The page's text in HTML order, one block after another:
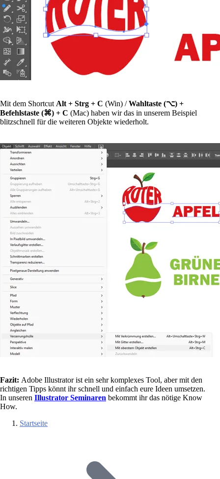
Mit dem Shortcut Alt + Strg + C (Win) /Wahltaste (⌥) +
Befehlstaste (⌘) + C (Mac) haben wir das in unserem Beispiel
blitzschnell für die weiteren Objekte wiederholt.
Fazit: Adobe Illustrator ist ein sehr komplexes Tool, aber mit den
richtigen Tipps könnt ihr schnell und einfach eure Ideen umsetzen.
In unseren Illustrator Seminaren bekommt ihr das nötige Know
How.
Startseite